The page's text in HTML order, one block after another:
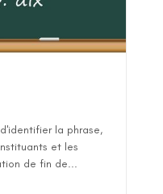
la phrase,
et les
de fin de...